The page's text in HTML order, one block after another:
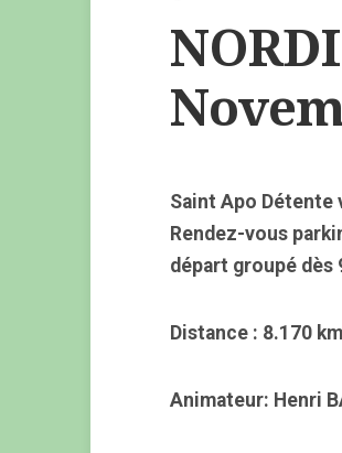
Saint Apo Détente
Rendez-vous
départ groupé dès
Distance : 8.170
Animateur: Henri